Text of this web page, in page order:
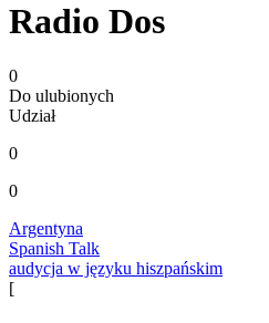
Radio Dos
0
Do ulubionych
Udział
0
0
Argentyna
Spanish Talk
audycja w języku hiszpańskim
[